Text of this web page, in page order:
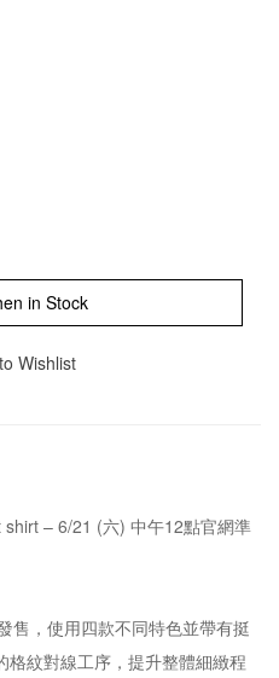
in Stock
Wishlist
– 6/21 (六) 中午12點官網準
售，使用四款不同特色並帶有挺
格紋對線工序，提升整體細緻程